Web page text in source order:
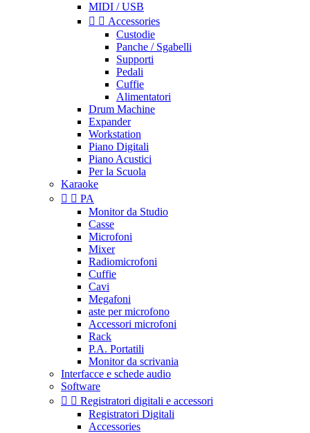
MIDI / USB
  Accessories
Custodie
Panche / Sgabelli
Supporti
Pedali
Cuffie
Alimentatori
Drum Machine
Expander
Workstation
Piano Digitali
Piano Acustici
Per la Scuola
Karaoke
  PA
Monitor da Studio
Casse
Microfoni
Mixer
Radiomicrofoni
Cuffie
Cavi
Megafoni
aste per microfono
Accessori microfoni
Rack
P.A. Portatili
Monitor da scrivania
Interfacce e schede audio
Software
  Registratori digitali e accessori
Registratori Digitali
Accessories